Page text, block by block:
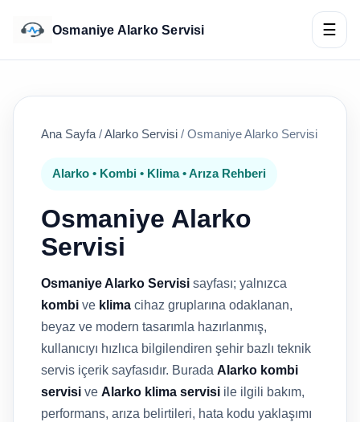
Osmaniye Alarko Servisi ☰
Ana Sayfa /Alarko Servisi / Osmaniye Alarko Servisi
Alarko • Kombi • Klima • Arıza Rehberi
Osmaniye Alarko
Servisi
Osmaniye Alarko Servisi sayfası; yalnızca
kombi ve klima cihaz gruplarına odaklanan,
beyaz ve modern tasarımla hazırlanmış,
kullanıcıyı hızlıca bilgilendiren şehir bazlı teknik
servis içerik sayfasıdır. Burada Alarko kombi
servisi ve Alarko klima servisi ile ilgili bakım,
performans, arıza belirtileri, hata kodu yaklaşımı